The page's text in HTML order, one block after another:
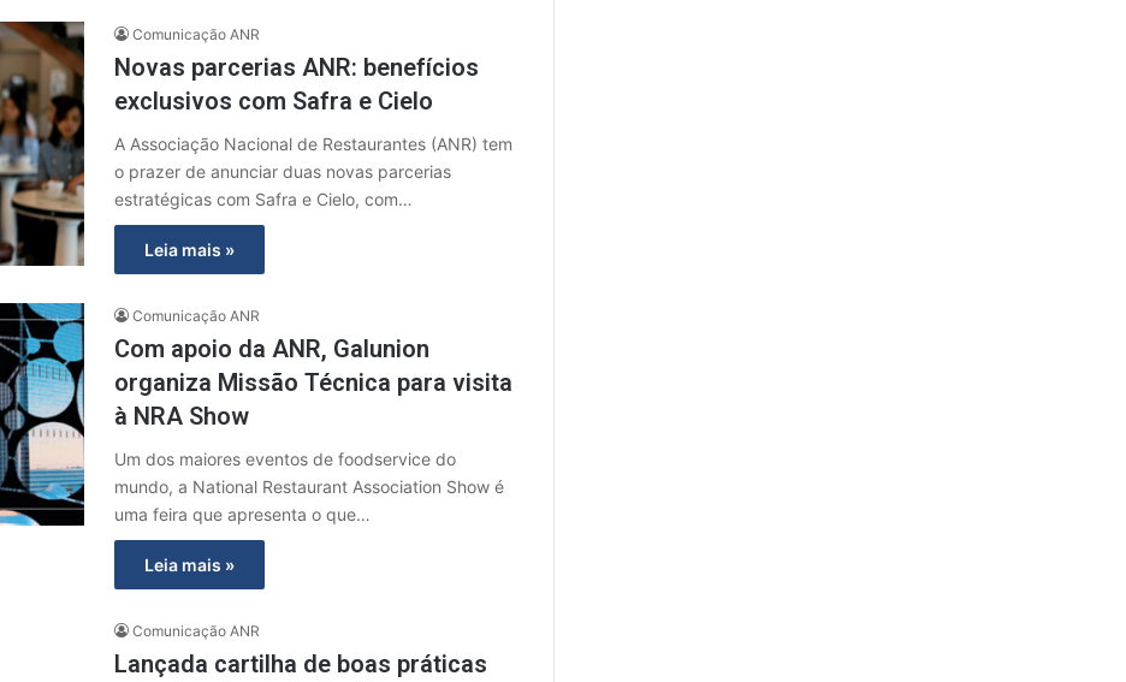
Comunicação ANR
Novas parcerias ANR: benefícios
exclusivos com Safra e Cielo
A Associação Nacional de Restaurantes (ANR) tem
o prazer de anunciar duas novas parcerias
estratégicas com Safra e Cielo, com…
Leia mais »
Comunicação ANR
Com apoio da ANR, Galunion
organiza Missão Técnica para visita
à NRA Show
Um dos maiores eventos de foodservice do
mundo, a National Restaurant Association Show é
uma feira que apresenta o que…
Leia mais »
Comunicação ANR
Lançada cartilha de boas práticas